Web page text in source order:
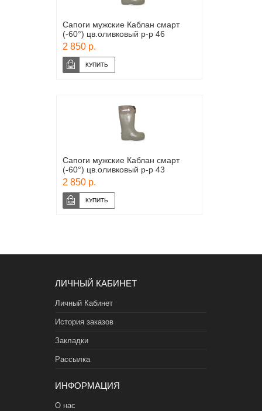
Сапоги мужские Каблан смарт
(-60°) цв.оливковый р-р 46
2 850 р.
Сапоги мужские Каблан смарт
(-60°) цв.оливковый р-р 43
2 850 р.
ЛИЧНЫЙ КАБИНЕТ
Личный Кабинет
История заказов
Закладки
Рассылка
ИНФОРМАЦИЯ
О нас